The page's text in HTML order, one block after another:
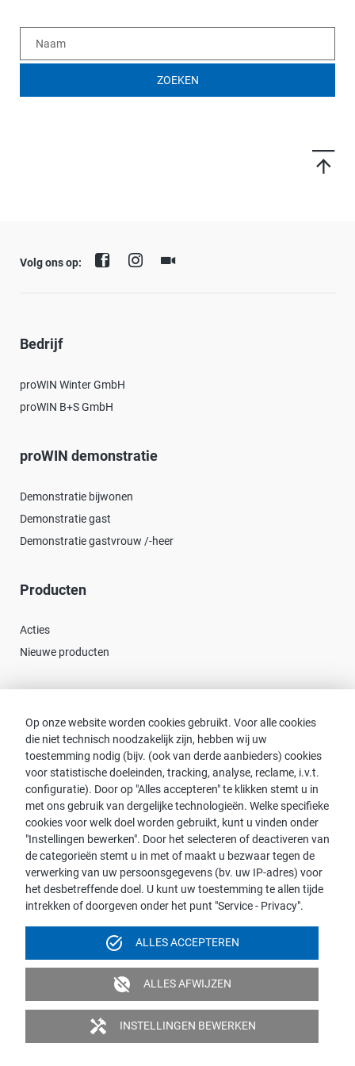
ZOEKEN
Op onze website worden cookies gebruikt. Voor alle cookies
die niet technisch noodzakelijk zijn, hebben wij uw
toestemming nodig (bijv. (ook van derde aanbieders) cookies
voor statistische doeleinden, tracking, analyse, reclame, i.v.t.
configuratie). Door op "Alles accepteren" te klikken stemt u in
met ons gebruik van dergelijke technologieën. Welke specifieke
cookies voor welk doel worden gebruikt, kunt u vinden onder
"Instellingen bewerken". Door het selecteren of deactiveren van
de categorieën stemt u in met of maakt u bezwaar tegen de
verwerking van uw persoonsgegevens (bv. uw IP-adres) voor
het desbetreffende doel. U kunt uw toestemming te allen tijde
intrekken of doorgeven onder het punt "Service - Privacy".
task_alt ALLES ACCEPTEREN
unpublished ALLES AFWIJZEN
handyman INSTELLINGEN BEWERKEN
Volg ons op:
Bedrijf
proWIN Winter GmbH
proWIN B+S GmbH
proWIN demonstratie
Demonstratie bijwonen
Demonstratie gast
Demonstratie gastvrouw /-heer
Producten
Acties
Nieuwe producten
Consulent zoeken
Contact met proWIN
Service-FAQ
Opmerking:
Voor de leesbaarheid wordt de mannelijke vorm gebruikt. Dit
impliceert echter geen discriminatie, maar dient in het kader van
de taalkundige vereenvoudiging als genderneutraal beschouwd
© 2026 proWIN international